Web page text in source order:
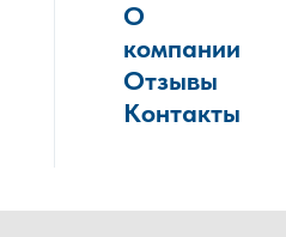
О
компании
Отзывы
Контакты